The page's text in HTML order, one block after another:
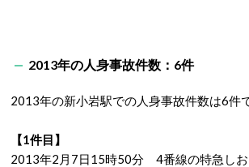
2013年の人身事故件数：6件
2013年の新小岩駅での人身事故件数は6件
【1件目】
2013年2月7日15時50分 4番線の特急しお